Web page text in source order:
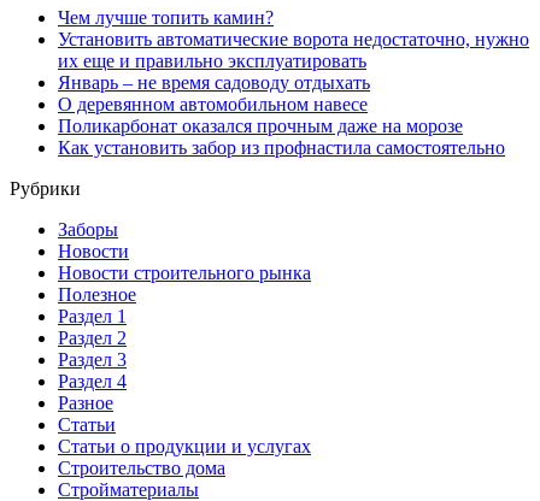
Чем лучше топить камин?
Установить автоматические ворота недостаточно, нужно
их еще и правильно эксплуатировать
Январь – не время садоводу отдыхать
О деревянном автомобильном навесе
Поликарбонат оказался прочным даже на морозе
Как установить забор из профнастила самостоятельно
Рубрики
Заборы
Новости
Новости строительного рынка
Полезное
Раздел 1
Раздел 2
Раздел 3
Раздел 4
Разное
Статьи
Статьи o продукции и услугах
Строительство дома
Стройматериалы